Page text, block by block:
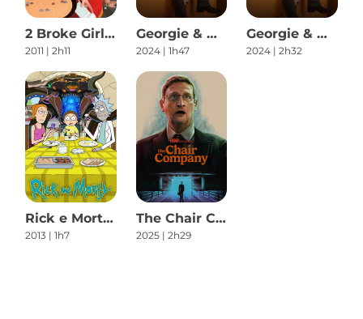
2 Broke Girls S1
2011 |2h11
Georgie & Mandy's First Marriage S1
2024| 1h47
Georgie & Mandy's First Marriage S2
2024 |2h32
Rick e Morty S7
2013 |1h7
The Chair Company S1
2025| 2h29